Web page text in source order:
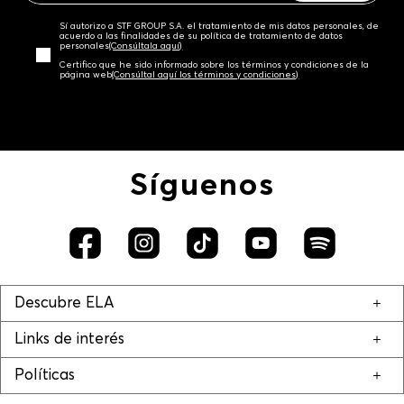
Sí autorizo a STF GROUP S.A. el tratamiento de mis datos personales, de
acuerdo a las finalidades de su política de tratamiento de datos
personales‎(Consúltala aquí)
Certifico que he sido informado sobre los términos y condiciones de la
página web‎(Consúltal aquí los términos y condiciones)
Síguenos
Descubre ELA
Links de interés
Políticas